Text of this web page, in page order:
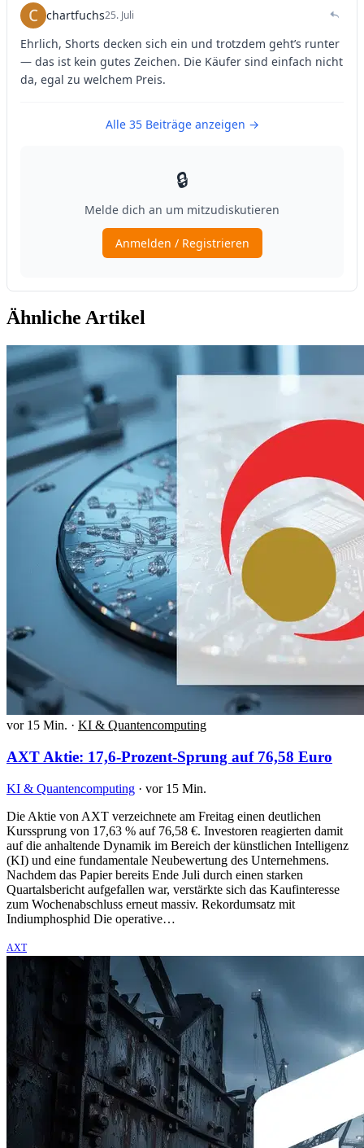
Ähnliche Artikel
vor 15 Min. · KI & Quantencomputing
AXT Aktie: 17,6-Prozent-Sprung auf 76,58 Euro
KI & Quantencomputing · vor 15 Min.
Die Aktie von AXT verzeichnete am Freitag einen deutlichen
Kurssprung von 17,63 % auf 76,58 €. Investoren reagierten damit
auf die anhaltende Dynamik im Bereich der künstlichen Intelligenz
(KI) und eine fundamentale Neubewertung des Unternehmens.
Nachdem das Papier bereits Ende Juli durch einen starken
Quartalsbericht aufgefallen war, verstärkte sich das Kaufinteresse
zum Wochenabschluss erneut massiv. Rekordumsatz mit
Indiumphosphid Die operative…
AXT